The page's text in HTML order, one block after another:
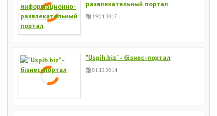
развлекательный портал
19.01.2017
"Uspih.biz" - бізнес-портал
01.12.2014